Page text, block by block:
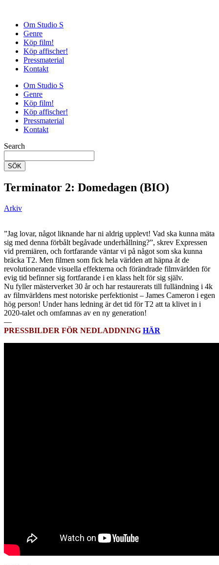
Om Studio S
Genre
Köp film!
Köp affischer!
Pressmaterial
Kontakt
Om Studio S
Genre
Köp film!
Köp affischer!
Pressmaterial
Kontakt
Search
SÖK
Terminator 2: Domedagen (BIO)
Arkiv
”Jag lovar, något liknande har ni aldrig upplevt! Vad ska kunna mäta
sig med denna förbålt begåvade underhållning?”, skrev Expressen
vid premiären, och fortfarande väntar vi på något som ska kunna
bräcka T2. Men filmen som fick hela världen att häpna åt de
revolutionerande visuella effekterna och förändrade filmvärlden för
evig tid befinner sig fortfarande i en klass helt för sig själv.
Nu fyller mästerverket 30 år och har restaurerats till fulländning i 4k
av filmvärldens mest notoriske perfektionist – James Cameron i egen
hög person! Under hans ledning är det tid för T2 att ta klivet in i
2020-talet och omfamnas av en ny generation!
—
PRESSBILDER FÖR NEDLADDNING HÄR